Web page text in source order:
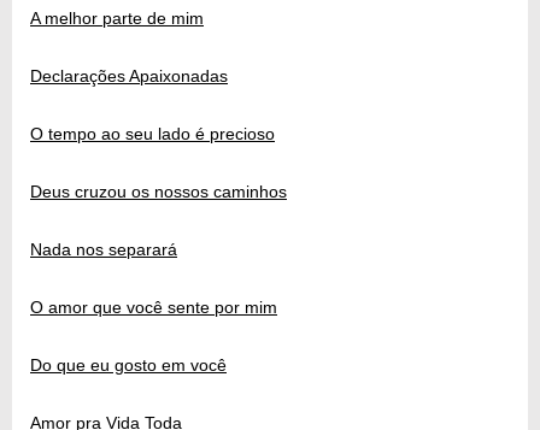
A melhor parte de mim
Declarações Apaixonadas
O tempo ao seu lado é precioso
Deus cruzou os nossos caminhos
Nada nos separará
O amor que você sente por mim
Do que eu gosto em você
Amor pra Vida Toda